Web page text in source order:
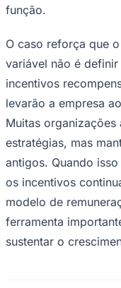
O caso reforça que
incentivos
levarão a empresa
Muitas
estratégias, mas
antigos. Quando
os incentivos
modelo de
ferramenta
sustentar o